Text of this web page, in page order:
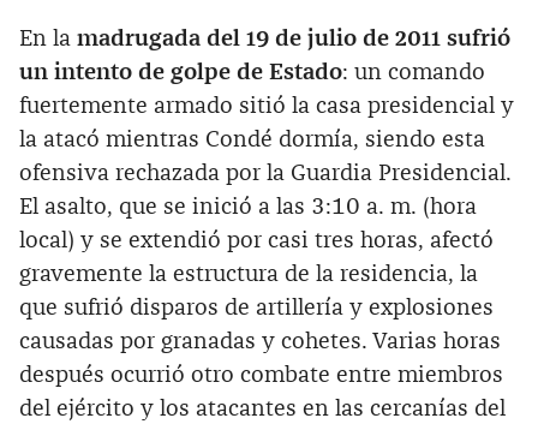
En la madrugada del 19 de julio de 2011 sufrió
un intento de golpe de Estado: un comando
fuertemente armado sitió la casa presidencial y
la atacó mientras Condé dormía, siendo esta
ofensiva rechazada por la Guardia Presidencial.
El asalto, que se inició a las 3:10 a. m. (hora
local) y se extendió por casi tres horas, afectó
gravemente la estructura de la residencia, la
que sufrió disparos de artillería y explosiones
causadas por granadas y cohetes. Varias horas
después ocurrió otro combate entre miembros
del ejército y los atacantes en las cercanías del